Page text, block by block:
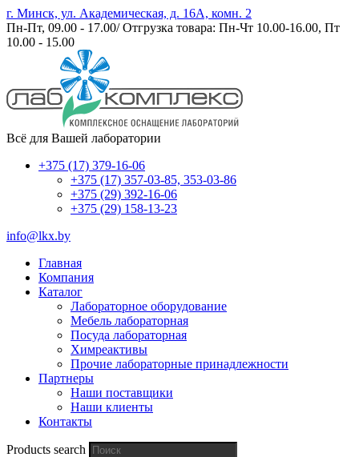
г. Минск, ул. Академическая, д. 16А, комн. 2
Пн-Пт, 09.00 - 17.00/ Отгрузка товара: Пн-Чт 10.00-16.00, Пт
10.00 - 15.00
Всё для Вашей лаборатории
+375 (17) 379-16-06
+375 (17) 357-03-85, 353-03-86
+375 (29) 392-16-06
+375 (29) 158-13-23
info@lkx.by
Главная
Компания
Каталог
Лабораторное оборудование
Мебель лабораторная
Посуда лабораторная
Химреактивы
Прочие лабораторные принадлежности
Партнеры
Наши поставщики
Наши клиенты
Контакты
Products search